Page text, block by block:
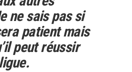
ne sais pas si
patient mais
peut réussir